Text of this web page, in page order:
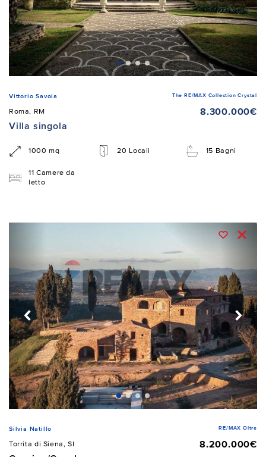
Vittorio Savoia The RE/MAX Collection Crystal
Roma, RM
8.300.000€
Villa singola
1000 mq 20 Locali 15 Bagni
11 Camere da
letto
Silvia Natillo RE/MAX Oltre
Torrita di Siena, SI
8.200.000€